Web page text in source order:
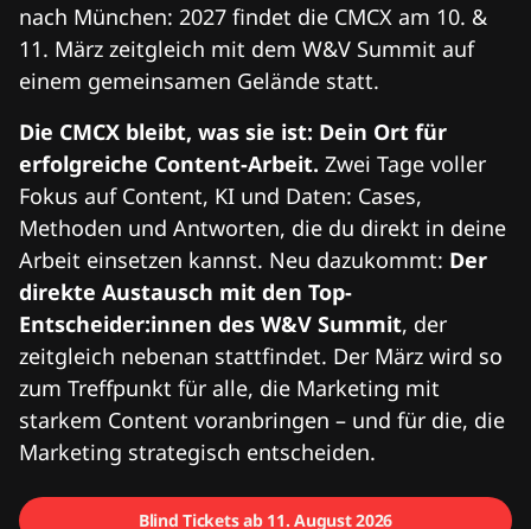
nach München: 2027 findet die CMCX am 10. &
11. März zeitgleich mit dem W&V Summit auf
einem gemeinsamen Gelände statt.
Die CMCX bleibt, was sie ist: Dein Ort für
erfolgreiche Content-Arbeit. Zwei Tage voller
Fokus auf Content, KI und Daten: Cases,
Methoden und Antworten, die du direkt in deine
Arbeit einsetzen kannst. Neu dazukommt: Der
direkte Austausch mit den Top-
Entscheider:innen des W&V Summit, der
zeitgleich nebenan stattfindet. Der März wird so
zum Treffpunkt für alle, die Marketing mit
starkem Content voranbringen – und für die, die
Marketing strategisch entscheiden.
Blind Tickets ab 11. August 2026